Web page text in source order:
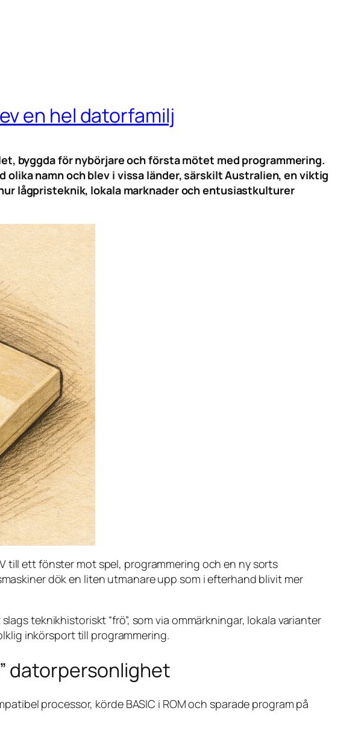
en hel datorfamilj
byggda för nybörjare och första mötet med programmering.
namn och blev i vissa länder, särskilt Australien, en viktig
lågpristeknik, lokala marknader och entusiastkulturer
till ett fönster mot spel, programmering och en ny sorts
dök en liten utmanare upp som i efterhand blivit mer
teknikhistoriskt “frö”, som via ommärkningar, lokala varianter
inkörsport till programmering.
datorpersonlighet
processor, körde BASIC i ROM och sparade program på